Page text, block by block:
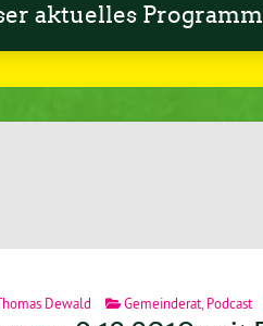
aktuelles Programm
Dewald Gemeinderat Podcast